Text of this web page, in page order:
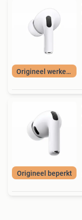
Origineel werkend
Origineel beperkt